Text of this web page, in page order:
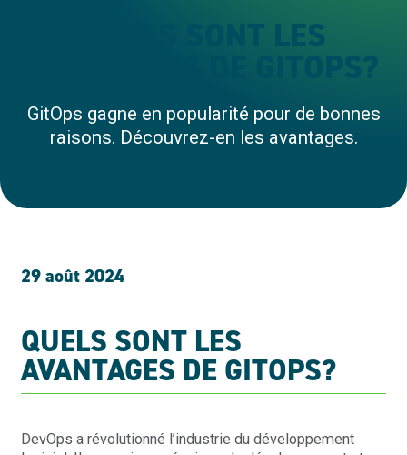
QUELS SONT LES
AVANTAGES DE GITOPS?
GitOps gagne en popularité pour de bonnes
raisons. Découvrez-en les avantages.
29 août 2024
QUELS SONT LES
AVANTAGES DE GITOPS?
DevOps a révolutionné l’industrie du développement